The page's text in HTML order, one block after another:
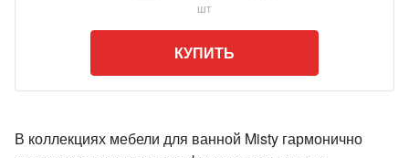
шт
КУПИТЬ
В коллекциях мебели для ванной Misty гармонично